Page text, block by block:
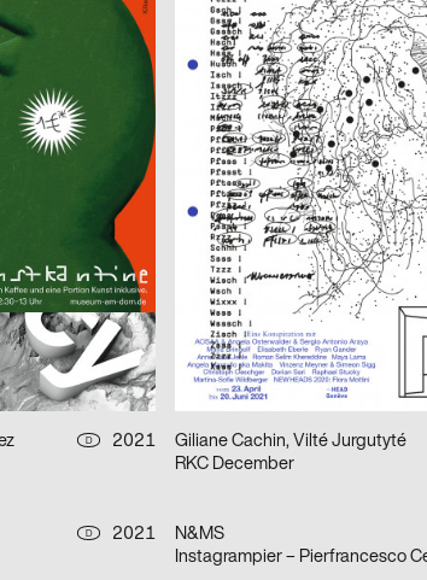
2021
Claudiabasel Grafik & Interaktion
Die Nase
2021
figures
Kunsthalle Fribourg 30/40 ans
2021
Neo Neo
D
2021
Tristesse, Stählin Alena
Kunsttage Basel 2021
D
2021
Giliane Cachin, Vilté Jurgutyté
RKC December
D
2021
N&MS
Instagrampier – Pierfrancesco